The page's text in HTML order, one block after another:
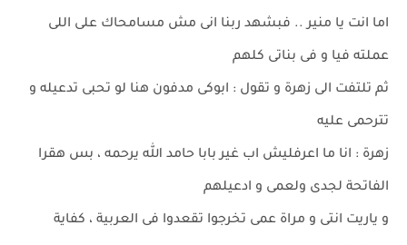
اما انت يا منير .. فبشهد ربنا انى مش مسامحاك على اللى
عملته فيا و فى بناتى كلهم
ثم تلتفت الى زهرة و تقول : ابوكى مدفون هنا لو تحبى تدعيله و
تترحمى عليه
زهرة : انا ما اعرفليش اب غير بابا حامد الله يرحمه ، بس هقرا
الفاتحة لجدى ولعمى و ادعيلهم
و ياريت انتى و مراة عمى تخرجوا تقعدوا فى العربية ، كفاية